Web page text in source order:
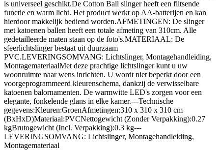
is universeel geschikt.De Cotton Ball slinger heeft een flitsende
functie en warm licht. Het product werkt op AA-batterijen en kan
hierdoor makkelijk bediend worden.AFMETINGEN: De slinger
met katoenen ballen heeft een totale afmeting van 310cm. Alle
gedetailleerde maten staan op de foto's.MATERIAAL: De
sfeerlichtslinger bestaat uit duurzaam
PVC.LEVERINGSOMVANG: Lichtslinger, Montagehandleiding,
MontagemateriaalMet deze prachtige lichtslinger kunt u uw
woonruimte naar wens inrichten. U wordt niet beperkt door een
voorgeprogrammeerd kleurenschema, dankzij de verwisselbare
katoenen balornamenten. De warmwitte LED's zorgen voor een
elegante, fonkelende glans in elke kamer.---Technische
gegevens:Kleuren:GroenAfmetingen:310 x 310 x 310 cm
(BxHxD)Materiaal:PVCNettogewicht (Zonder Verpakking):0.27
kgBrutogewicht (Incl. Verpakking):0.3 kg---
LEVERINGSOMVANG: Lichtslinger, Montagehandleiding,
Montagemateriaal